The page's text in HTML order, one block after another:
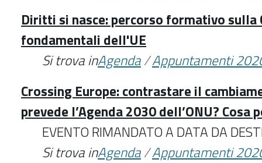
Diritti si nasce: percorso formativo
fondamentali dell'UE
Si trova inAgenda/Appuntamenti
Crossing Europe: contrastare il
prevede l’Agenda 2030 dell’ONU? Cosa
EVENTO RIMANDATO A DATA DA
Si trova inAgenda/Appuntamenti